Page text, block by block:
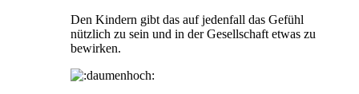
Den Kindern gibt das auf jedenfall das Gefühl
nützlich zu sein und in der Gesellschaft etwas zu
bewirken.